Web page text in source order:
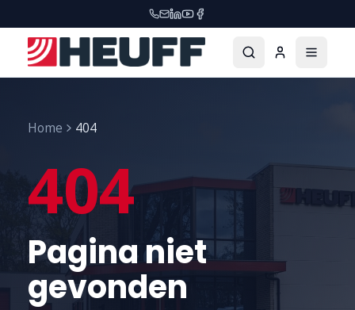
Home 404
404
Pagina niet
gevonden